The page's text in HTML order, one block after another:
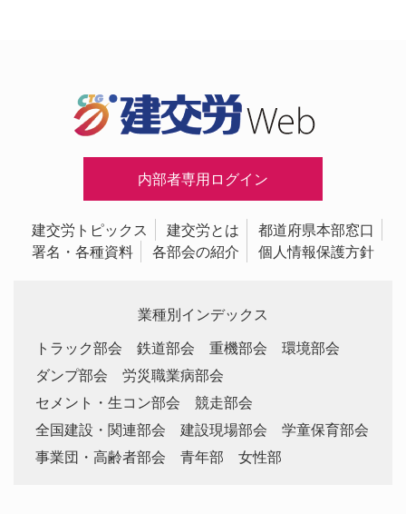
内部者専用ログイン
建交労トピックス 建交労とは
都道府県本部窓口
署名・各種資料
各部会の紹介 個人情報保護方針
業種別インデックス
トラック部会
鉄道部会 重機部会
環境部会
ダンプ部会
労災職業病部会
セメント・生コン部会
競走部会
全国建設・関連部会
建設現場部会
学童保育部会
事業団・高齢者部会
青年部 女性部